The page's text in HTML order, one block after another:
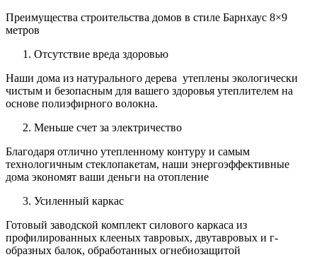
Преимущества строительства домов в стиле Барнхаус 8×9
метров
Отсутствие вреда здоровью
Наши дома из натурального дерева утеплены экологически
чистым и безопасным для вашего здоровья утеплителем на
основе полиэфирного волокна.
Меньше счет за электричество
Благодаря отлично утепленному контуру и самым
технологичным стеклопакетам, наши энергоэффективные
дома экономят ваши деньги на отопление
Усиленный каркас
Готовый заводской комплект силового каркаса из
профилированных клееных тавровых, двутавровых и г-
образных балок, обработанных огнебиозащитой